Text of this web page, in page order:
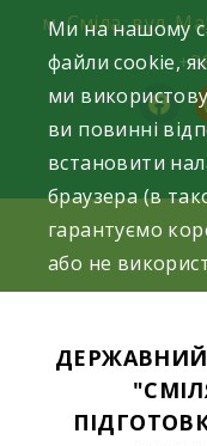
content
м. Сміла, вул.
Ми на нашому
файли cookie,
ми
ви повинні
встановити
браузера (в
гарантуємо
або не